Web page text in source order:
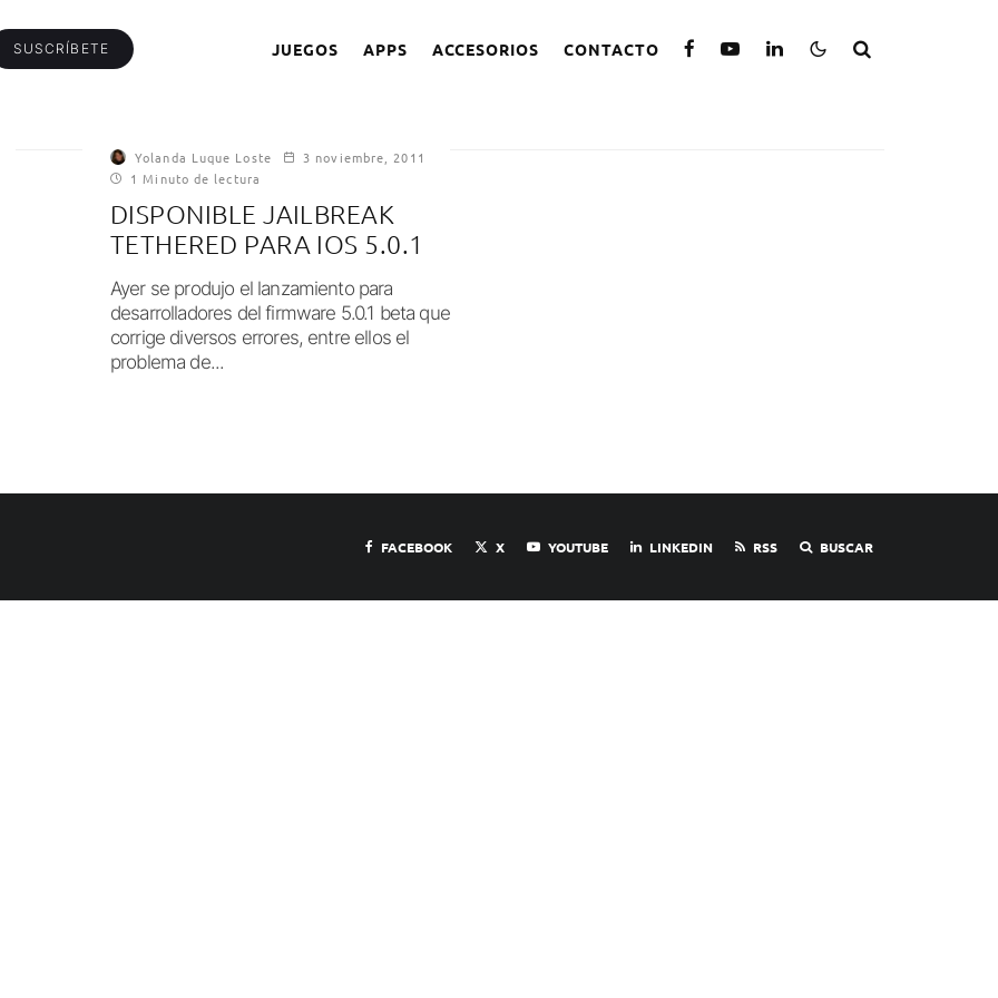
SUSCRÍBETE JUEGOS APPS ACCESORIOS CONTACTO
Yolanda Luque Loste
3 noviembre, 2011
1 Minuto de lectura
DISPONIBLE JAILBREAK
TETHERED PARA IOS 5.0.1
Ayer se produjo el lanzamiento para
desarrolladores del firmware 5.0.1 beta que
corrige diversos errores, entre ellos el
problema de...
FACEBOOK X YOUTUBE LINKEDIN RSS BUSCAR